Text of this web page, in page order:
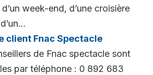
week-end, d’une croisière
client Fnac Spectacle
de Fnac spectacle sont
par téléphone : 0 892 683